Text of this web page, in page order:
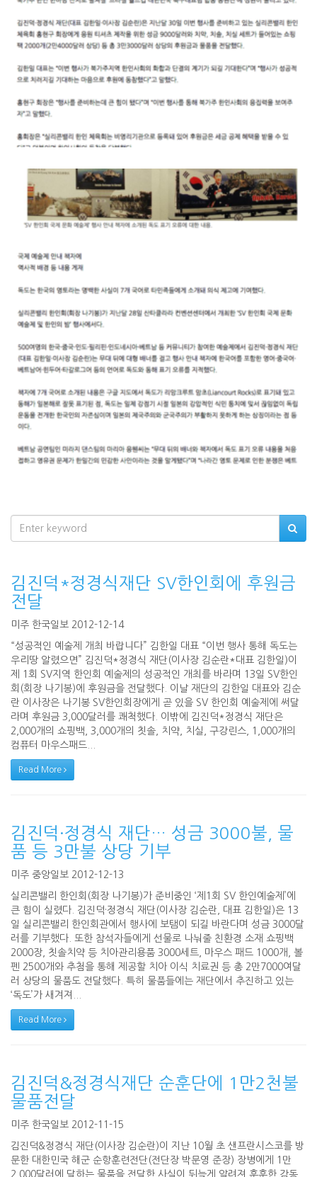
김진덕*정경식재단 SV한인회에 후원금
전달
미주 한국일보 2012-12-14
“성공적인 예술제 개최 바랍니다” 김한일 대표 “이번 행사 통해 독도는
우리땅 알렸으면” 김진덕*정경식 재단(이사장 김순란*대표 김한일)이
제 1회 SV지역 한인회 예술제의 성공적인 개최를 바라며 13일 SV한인
회(회장 나기봉)에 후원금을 전달했다. 이날 재단의 김한일 대표와 김순
란 이사장은 나기봉 SV한인회장에게 곧 있을 SV 한인회 예술제에 써달
라며 후원금 3,000달러를 쾌척했다. 이밖에 김진덕*정경식 재단은
2,000개의 쇼핑백, 3,000개의 칫솔, 치약, 치실, 구강린스, 1,000개의
컴퓨터 마우스패드...
Read More
김진덕·정경식 재단… 성금 3000불, 물
품 등 3만불 상당 기부
미주 중앙일보 2012-12-13
실리콘밸리 한인회(회장 나기봉)가 준비중인 ‘제1회 SV 한인예술제’에
큰 힘이 실렸다. 김진덕·정경식 재단(이사장 김순란, 대표 김한일)은 13
일 실리콘밸리 한인회관에서 행사에 보탬이 되길 바란다며 성금 3000달
러를 기부했다. 또한 참석자들에게 선물로 나눠줄 친환경 소재 쇼핑백
2000장, 칫솔치약 등 치아관리용품 3000세트, 마우스 패드 1000개, 볼
펜 2500개와 추첨을 통해 제공할 치아 이식 치료권 등 총 2만7000여달
러 상당의 물품도 전달했다. 특히 물품들에는 재단에서 추진하고 있는
‘독도’가 새겨져...
Read More
김진덕&정경식재단 순훈단에 1만2천불
물품전달
미주 한국일보 2012-11-15
김진덕&정경식 재단(이사장 김순란)이 지난 10월 초 샌프란시스코를 방
문한 대한민국 해군 순항훈련전단(전단장 박문영 준장) 장병에게 1만
2,000달러에 달하는 물품을 전달한 사실이 뒤늦게 알려져 훈훈한 감동